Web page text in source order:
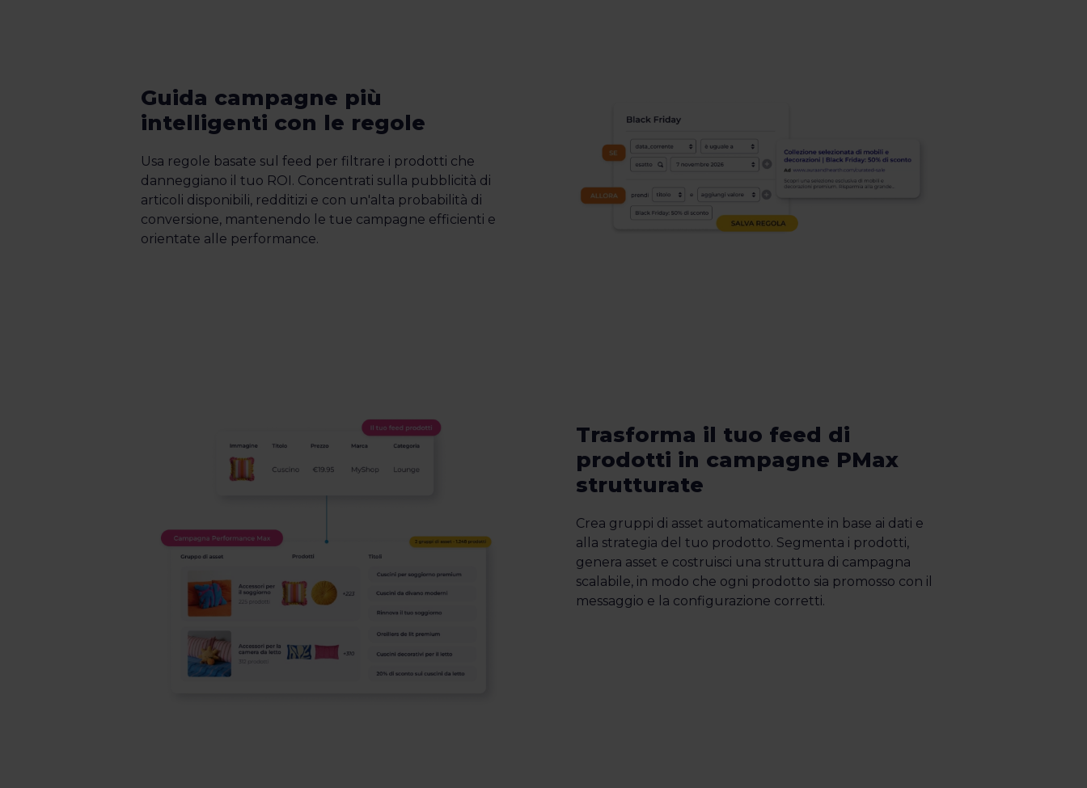
Guida campagne più
intelligenti con le regole
Usa regole basate sul feed per filtrare i prodotti che
danneggiano il tuo ROI. Concentrati sulla pubblicità di
articoli disponibili, redditizi e con un'alta probabilità di
conversione, mantenendo le tue campagne efficienti e
orientate alle performance.
Trasforma il tuo feed di
prodotti in campagne PMax
strutturate
Crea gruppi di asset automaticamente in base ai dati e
alla strategia del tuo prodotto. Segmenta i prodotti,
genera asset e costruisci una struttura di campagna
scalabile, in modo che ogni prodotto sia promosso con il
messaggio e la configurazione corretti.